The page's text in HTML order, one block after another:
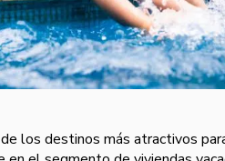
los destinos más atractivos